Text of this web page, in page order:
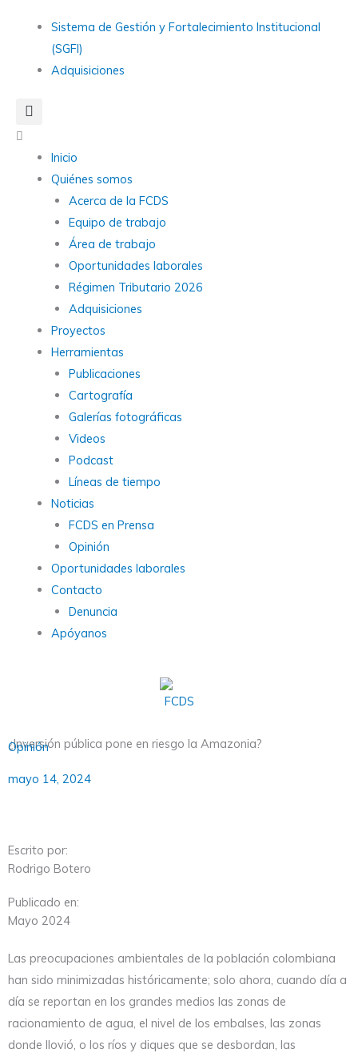
contenido
Main
Sistema de Gestión y Fortalecimiento Institucional
(SGFI)
Adquisiciones
Main
Menu
Inicio
Quiénes somos
Acerca de la FCDS
Equipo de trabajo
Área de trabajo
Oportunidades laborales
Régimen Tributario 2026
Adquisiciones
Proyectos
Herramientas
Publicaciones
Cartografía
Galerías fotográficas
Videos
Podcast
Líneas de tiempo
Noticias
FCDS en Prensa
Opinión
Oportunidades laborales
Contacto
Denuncia
Apóyanos
¿Inversión pública pone en riesgo la Amazonia?
mayo 14, 2024
Opinión
Escrito por:
Rodrigo Botero
Publicado en:
Mayo 2024
Las preocupaciones ambientales de la población colombiana
han sido minimizadas históricamente; solo ahora, cuando día a
día se reportan en los grandes medios las zonas de
racionamiento de agua, el nivel de los embalses, las zonas
donde llovió, o los ríos y diques que se desbordan, las